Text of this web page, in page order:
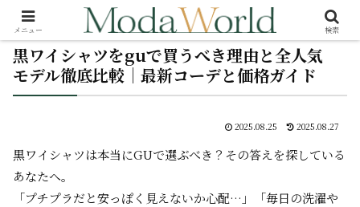
黒ワイシャツをguで買うべき理由と全人気
モデル徹底比較｜最新コーデと価格ガイド
2025.08.25 2025.08.27
黒ワイシャツは本当にGUで選ぶべき？その答えを探している
あなたへ。
「プチプラだと安っぽく見えないか心配…」「毎日の洗濯や
メニュー 検索